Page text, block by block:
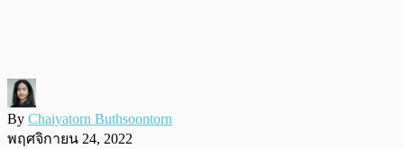
By Chaiyatorn Buthsoontorn
พฤศจิกายน 24, 2022